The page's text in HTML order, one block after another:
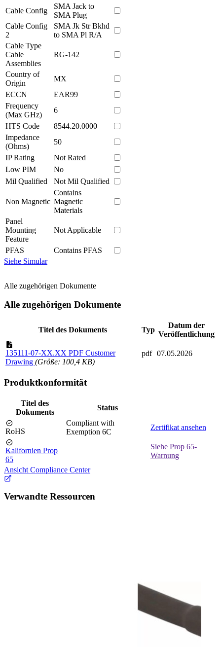
Cable Config
SMA Jack to
SMA Plug
Cable Config
2
SMA Jk Str Bkhd
to SMA Pl R/A
Cable Type
Cable
Assemblies
RG-142
Country of
Origin
MX
ECCN
EAR99
Frequency
(Max GHz)
6
HTS Code
8544.20.0000
Impedance
(Ohms)
50
IP Rating
Not Rated
Low PIM
No
Mil Qualified
Not Mil Qualified
Non Magnetic
Contains
Magnetic
Materials
Panel
Mounting
Feature
Not Applicable
PFAS
Contains PFAS
Siehe Simular
Alle zugehörigen Dokumente
Alle zugehörigen Dokumente
Titel des Dokuments Typ
Datum der
Veröffentlichung
135111-07-XX.XX PDF Customer
Drawing (Größe: 100,4 KB)
pdf 07.05.2026
Produktkonformität
Titel des
Dokuments
Status
RoHS
Compliant with
Exemption 6C
Zertifikat ansehen
Kalifornien Prop
65
Siehe Prop 65-
Warnung
Ansicht Compliance Center
Verwandte Ressourcen